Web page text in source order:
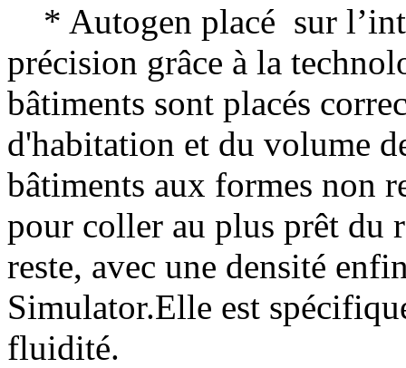
* Autogen placé sur
précision grâce à la
bâtiments sont placés
d'habitation et du volume
bâtiments aux formes non
pour coller au plus prêt du
reste, avec une densité
Simulator.Elle est
fluidité.